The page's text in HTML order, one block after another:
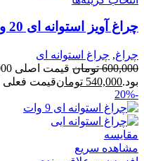
چراغ آویز استوانه ای 20 وات COB
چراغ, چراغ استوانه ای
600,000 تومان
بود.540,000 تومانقیمت فعلی 540,000 تومان است.
-20%
مقایسه
مشاهده سریع